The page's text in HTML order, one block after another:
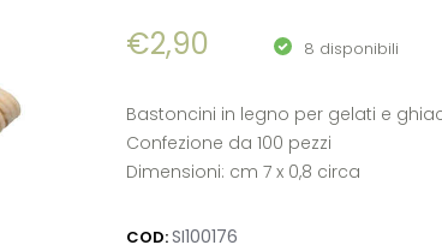
€2,90 8 disponibili
Bastoncini in legno per gelati e
Confezione da 100 pezzi
Dimensioni: cm 7 x 0,8 circa
COD:SI100176